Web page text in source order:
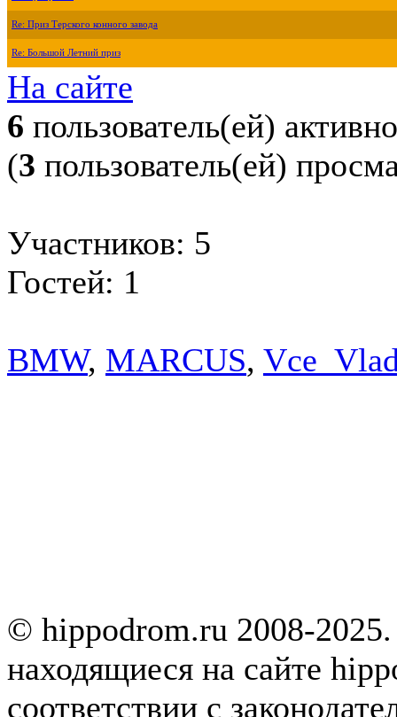
Re: Приз Терского конного завода
Re: Большой Летний приз
На сайте
6 пользователь(ей) активно
(3 пользователь(ей)
Участников: 5
Гостей: 1
BMW, MARCUS,
© hippodrom.ru 2008-
находящиеся на сайте
соответствии с